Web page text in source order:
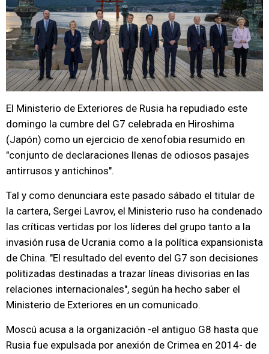
El Ministerio de Exteriores de Rusia ha repudiado este
domingo la cumbre del G7 celebrada en Hiroshima
(Japón) como un ejercicio de xenofobia resumido en
"conjunto de declaraciones llenas de odiosos pasajes
antirrusos y antichinos".
Tal y como denunciara este pasado sábado el titular de
la cartera, Sergei Lavrov, el Ministerio ruso ha condenado
las críticas vertidas por los líderes del grupo tanto a la
invasión rusa de Ucrania como a la política expansionista
de China. "El resultado del evento del G7 son decisiones
politizadas destinadas a trazar líneas divisorias en las
relaciones internacionales", según ha hecho saber el
Ministerio de Exteriores en un comunicado.
Moscú acusa a la organización -el antiguo G8 hasta que
Rusia fue expulsada por anexión de Crimea en 2014- de